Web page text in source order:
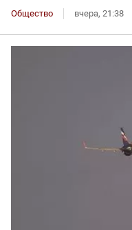
Общество вчера, 21:38